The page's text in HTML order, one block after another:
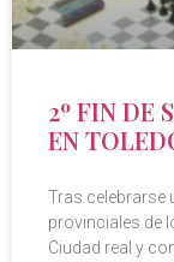
2º FIN DE
EN
Tras celebrarse
provinciales de
Ciudad real y